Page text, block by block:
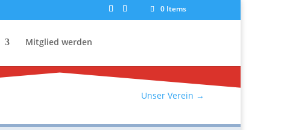
0 Items
Mitglied werden
Unser Verein →